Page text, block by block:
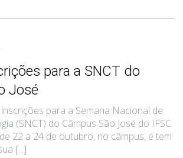
para a SNCT do
José
para a Semana Nacional de
(SNCT) do Câmpus São José do IFSC.
22 a 24 de outubro, no câmpus, e tem
[...]